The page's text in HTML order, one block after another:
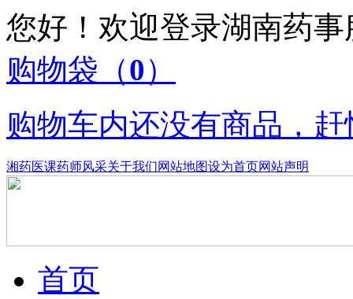
您好！欢迎登录湖南药
购物袋 （0）
购物车内还没有商品，
湘药医课药师风采关于我们网站地图设为首页网站声明
首页